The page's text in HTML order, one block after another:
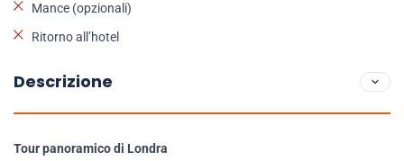
Mance (opzionali)
Ritorno all’hotel
Descrizione
Tour panoramico di Londra